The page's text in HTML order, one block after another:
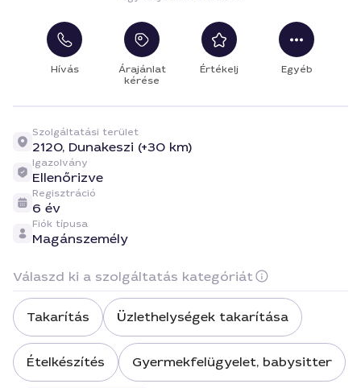
Hívás
Árajánlat
kérése
Értékelj Egyéb
Szolgáltatási terület
2120, Dunakeszi (+30 km)
Igazolvány
Ellenőrizve
Regisztráció
6 év
Fiók típusa
Magánszemély
Válaszd ki a szolgáltatás kategóriát
Takarítás Üzlethelységek takarítása
Ételkészítés Gyermekfelügyelet, babysitter